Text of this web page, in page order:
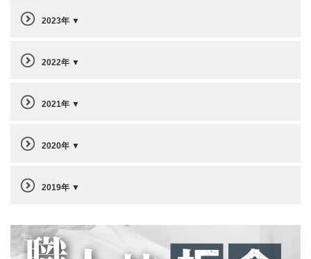
2023年
2022年
2021年
2020年
2019年